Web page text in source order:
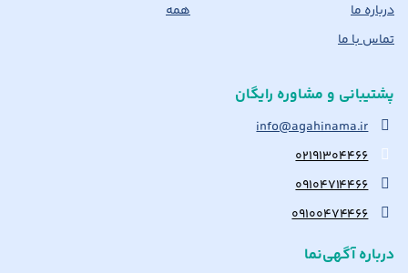
درباره ما
تماس با ما
همه
پشتیبانی و مشاوره رایگان
info@agahinama.ir
۰۲۱۹۱۳۰۴۴۶۶
۰۹۱۰۴۷۱۴۴۶۶
۰۹۱۰۰۴۷۴۴۶۶
درباره آگهی‌نما